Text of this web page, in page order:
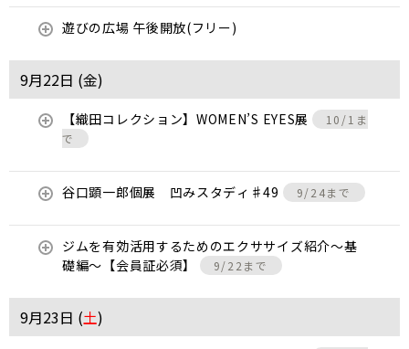
遊びの広場 午後開放(フリー)
9月22日 (金)
【織田コレクション】WOMEN’S EYES展
10/1ま
で
谷口顕一郎個展 凹みスタディ♯49 9/24まで
ジムを有効活用するためのエクササイズ紹介〜基
礎編〜【会員証必須】
9/22まで
9月23日 (土)